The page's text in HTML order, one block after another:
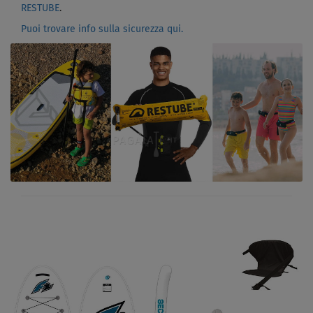
RESTUBE.
Puoi trovare info sulla sicurezza qui.